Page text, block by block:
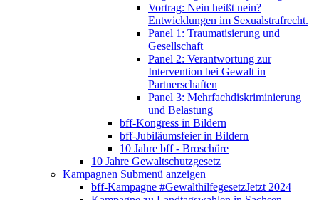
Vortrag: Nein heißt nein?
Entwicklungen im Sexualstrafrecht.
Panel 1: Traumatisierung und
Gesellschaft
Panel 2: Verantwortung zur
Intervention bei Gewalt in
Partnerschaften
Panel 3: Mehrfachdiskriminierung
und Belastung
bff-Kongress in Bildern
bff-Jubiläumsfeier in Bildern
10 Jahre bff - Broschüre
10 Jahre Gewaltschutzgesetz
Kampagnen Submenü anzeigen
bff-Kampagne #GewalthilfegesetzJetzt 2024